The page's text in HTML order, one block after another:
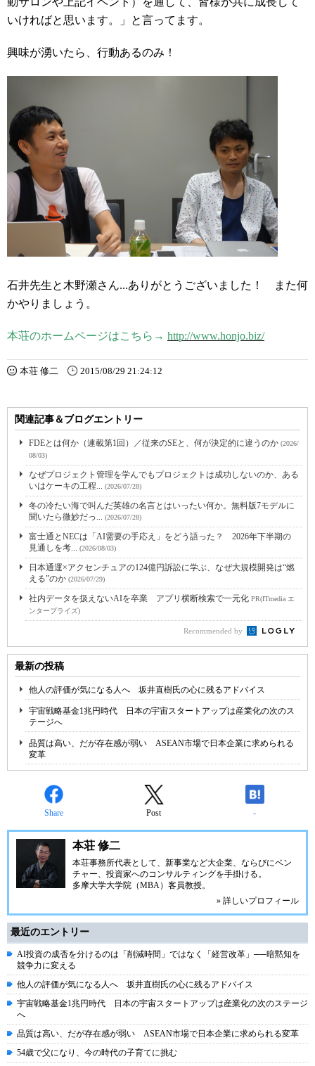
いければと思います。」と言ってます。
興味が湧いたら、行動あるのみ！
石井先生と木野瀬さん...ありがとうございました！ また何
かやりましょう。
本荘のホームページはこちら→ http://www.honjo.biz/
本荘 修二 2015/08/29 21:24:12
関連記事＆ブログエントリー
FDEとは何か（連載第1回）／従来のSEと、何が決定的に違うのか (2026/
08/03)
なぜプロジェクト管理を学んでもプロジェクトは成功しないのか、ある
いはケーキの工程...
(2026/07/28)
冬の冷たい海で叫んだ英雄の名言とはいったい何か。無料版7モデルに
聞いたら微妙だっ...
(2026/07/28)
富士通とNECは「AI需要の手応え」をどう語った？ 2026年下半期の
見通しを考...
(2026/08/03)
日本通運×アクセンチュアの124億円訴訟に学ぶ、なぜ大規模開発は“燃
える”のか (2026/07/29)
社内データを扱えないAIを卒業 アプリ横断検索で一元化 PR(ITmedia エ
ンタープライズ)
Recommended by
最新の投稿
他人の評価が気になる人へ 坂井直樹氏の心に残るアドバイス
宇宙戦略基金1兆円時代 日本の宇宙スタートアップは産業化の次のス
テージへ
品質は高い、だが存在感が弱い ASEAN市場で日本企業に求められる
変革
Share Post -
本荘 修二
本荘事務所代表として、新事業など大企業、ならびにベン
チャー、投資家へのコンサルティングを手掛ける。
多摩大学大学院（MBA）客員教授。
» 詳しいプロフィール
最近のエントリー
AI投資の成否を分けるのは「削減時間」ではなく「経営改革」──暗黙知を
競争力に変える
他人の評価が気になる人へ 坂井直樹氏の心に残るアドバイス
宇宙戦略基金1兆円時代 日本の宇宙スタートアップは産業化の次のステージ
へ
品質は高い、だが存在感が弱い ASEAN市場で日本企業に求められる変革
54歳で父になり、今の時代の子育てに挑む